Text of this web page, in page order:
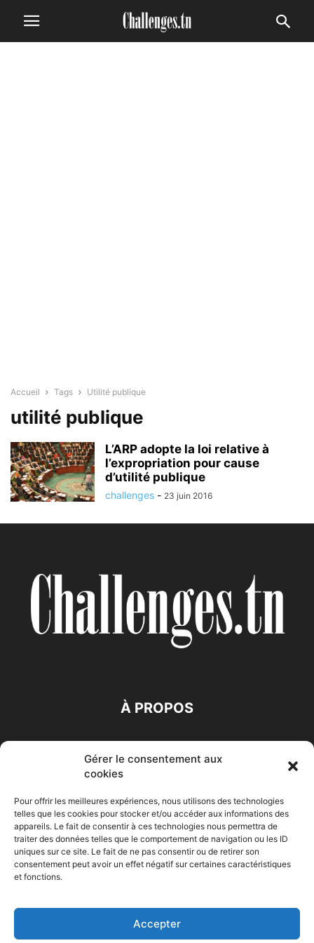
Gérer le consentement aux
cookies
Pour offrir les meilleures expériences, nous utilisons des technologies
telles que les cookies pour stocker et/ou accéder aux informations des
appareils. Le fait de consentir à ces technologies nous permettra de
traiter des données telles que le comportement de navigation ou les ID
uniques sur ce site. Le fait de ne pas consentir ou de retirer son
consentement peut avoir un effet négatif sur certaines caractéristiques
et fonctions.
Accepter
Accueil Tags Utilité publique
utilité publique
L’ARP adopte la loi relative à
l’expropriation pour cause
d’utilité publique
challenges - 23 juin 2016
À PROPOS
Accueil Economie Entreprises Entrepreneur
Maghreb
© Challenges.tn By AAKOM.DIGITAL